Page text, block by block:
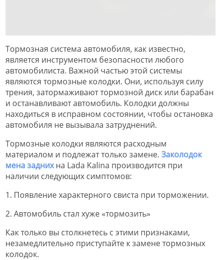
Тормозная система автомобиля, как известно,
является инструментом безопасности любого
автомобилиста. Важной частью этой системы
являются тормозные колодки. Они, используя силу
трения, затормаживают тормозной диск или барабан
и останавливают автомобиль. Колодки должны
находиться в исправном состоянии, чтобы остановка
автомобиля не вызывала затруднений.
Тормозные колодки являются расходным
материалом и подлежат только замене. Заколодок
мена заднихна Lada Kalina производится при
наличии следующих симптомов:
1. Появление характерного свиста при торможении.
2. Автомобиль стал хуже «тормозить»
Как только вы столкнетесь с этими признаками,
незамедлительно приступайте к замене тормозных
колодок.